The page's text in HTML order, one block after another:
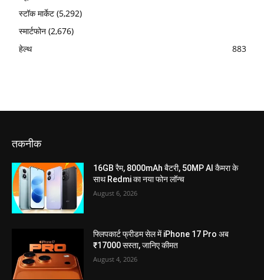
स्टॉक मार्केट (5,292)
स्मार्टफोन (2,676)
हेल्थ
883
तकनीक
16GB रैम, 8000mAh बैटरी, 50MP AI कैमरा के
साथ Redmi का नया फोन लॉन्च
August 6, 2026
फ्लिपकार्ट फ्रीडम सेल में iPhone 17 Pro अब
₹17000 सस्ता, जानिए कीमत
August 4, 2026